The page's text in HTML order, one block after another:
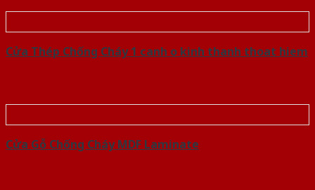
Cửa Thép Chống Cháy 1 canh o kinh thanh thoat hiem
Cửa Gỗ Chống Cháy MDF Laminate